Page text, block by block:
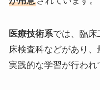
医療技術系では、臨床
床検査科などがあり
実践的な学習が行われ